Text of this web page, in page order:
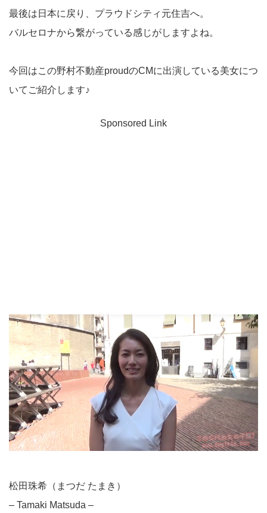
最後は日本に戻り、プラウドシティ元住吉へ。
バルセロナから繋がっている感じがしますよね。
今回はこの野村不動産proudのCMに出演している美女につ
いてご紹介します♪
Sponsored Link
松田珠希（まつだ たまき）
– Tamaki Matsuda –